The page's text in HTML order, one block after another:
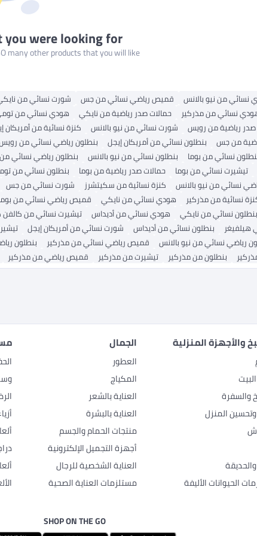
were looking for
many other products that you will like!
نسائي من نيو بالانس قميص رياضي نسائي من جس شورت نسائي من
نسائي من مذركير حمالات صدر رياضية من نايكي هودي نسائي من
صدر رياضية من رويس شورت نسائي من نيو بالانس كنزة نسائية من أمريكان
من جس بنطلون نسائي من أمريكان إيجل بنطلون رياضي نسائي من
نسائي من بوما بنطلون نسائي من نيو بالانس بنطلون رياضي نسائي
تيشيرت نسائي من بوما حمالات صدر رياضية من بوما بنطلون نسائي من
نسائي من نيو بالانس كنزة نسائية من سكيتشرز شورت نسائي من جس
نسائية من مذركير هودي نسائي من نايكي قميص رياضي نسائي من
بنطلون نسائي من نايكي هودي نسائي من أديداس تيشيرت نسائي من كالفن
بنطلون نسائي من أديداس شورت نسائي من أمريكان إيجل
رياضي نسائي من نيو بالانس قميص رياضي نسائي من مذركير بنطلون
بنطلون من مذركير تيشيرت من مذركير قميص رياضي من مذركير
والأجهزة المنزلية
والسفرة
المنزل
الحيوانات الأليفة
الجمال
العطور
المكياج
العناية بالشعر
العناية بالبشرة
منتجات الحمام والجسم
أجهزة التجميل الإلكترونية
العناية الشخصية للرجال
مستلزمات العناية الصحية
SHOP ON THE GO